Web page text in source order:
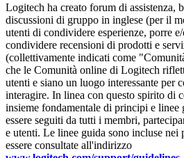
Logitech ha creato forum di assistenza,
discussioni di gruppo in inglese (per il
utenti di condividere esperienze, porre
condividere recensioni di prodotti e
(collettivamente indicati come
che le Comunità online di Logitech
utenti e siano un luogo interessante per
interagire. In linea con questo spirito di
insieme fondamentale di principi e linee
essere seguiti da tutti i membri,
e utenti. Le linee guida sono incluse nei
essere consultate all'indirizzo